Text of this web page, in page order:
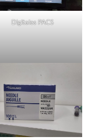
Digitales PACS